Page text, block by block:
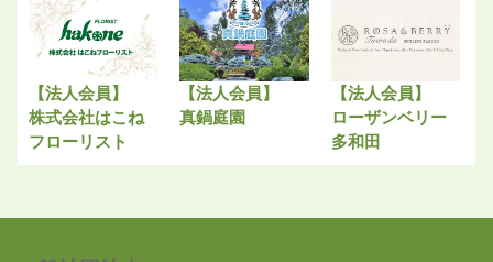
【法人会員】
株式会社はこね
フローリスト
【法人会員】
真鍋庭園
【法人会員】
ローザンベリー
多和田